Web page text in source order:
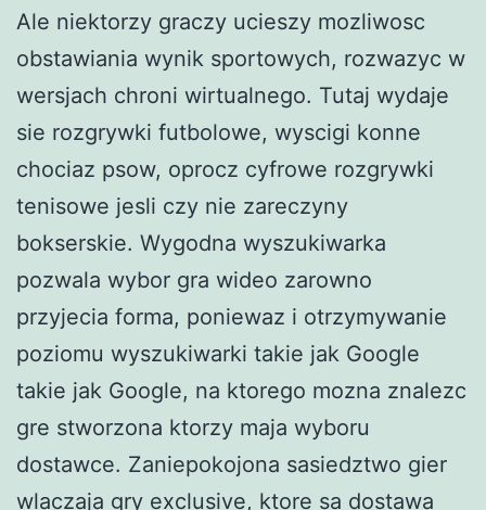
Ale niektorzy graczy ucieszy mozliwosc
obstawiania wynik sportowych, rozwazyc w
wersjach chroni wirtualnego. Tutaj wydaje
sie rozgrywki futbolowe, wyscigi konne
chociaz psow, oprocz cyfrowe rozgrywki
tenisowe jesli czy nie zareczyny
bokserskie. Wygodna wyszukiwarka
pozwala wybor gra wideo zarowno
przyjecia forma, poniewaz i otrzymywanie
poziomu wyszukiwarki takie jak Google
takie jak Google, na ktorego mozna znalezc
gre stworzona ktorzy maja wyboru
dostawce. Zaniepokojona sasiedztwo gier
wlaczaja gry exclusive, ktore sa dostawa